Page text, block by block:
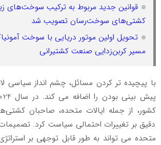
قوانین جدید مربوط به ترکیب سوخت‌های
کشتی‌های سوخت‌رسان تصویب شد
تحویل اولین موتور دریایی با سوخت
مسیر کربن‌زدایی صنعت کشتیرانی
با پیچیده تر کردن مسائل، چشم انداز سیاسی
کشور، از جمله ایالات متحده، صاحبان
دقیق بر تغییرات احتمالی سیاست کرد.
متحده می تواند به طور قابل توجهی بر